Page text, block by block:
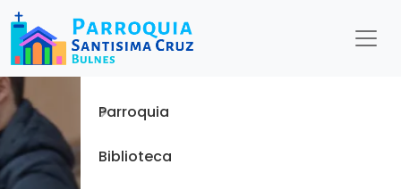
Menu
Inicio
Parroquia
Biblioteca